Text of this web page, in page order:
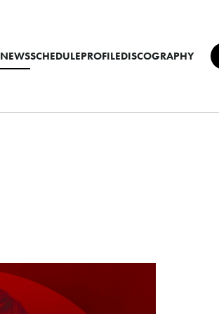
NEWSSCHEDULEPROFILEDISCOGRAPHY